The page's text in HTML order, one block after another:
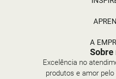
A
Sobre
Excelência no
produtos e amor